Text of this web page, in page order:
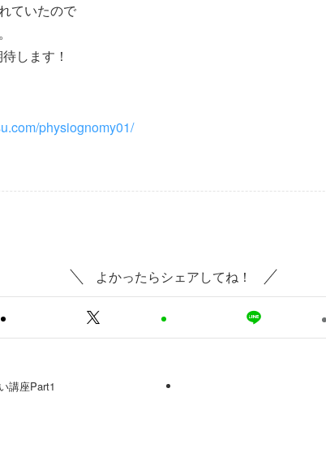
ていたので
します！
physiognomy01/
よかったらシェアしてね！
講座Part1